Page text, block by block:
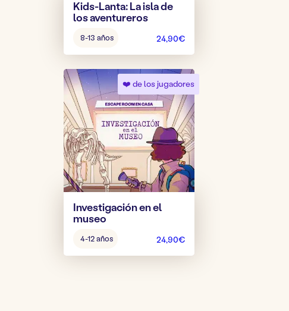
Kids-Lanta: La isla de
los aventureros
del
juego:
8-13 años 24,90€
❤️ de los jugadores
Investigación en el
museo
del
juego:
4-12 años 24,90€